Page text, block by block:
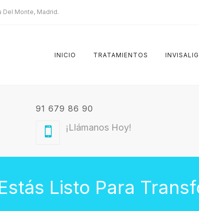
Del Monte, Madrid.
INICIO TRATAMIENTOS
91 679 86 90
¡Llámanos Hoy!
Listo Para